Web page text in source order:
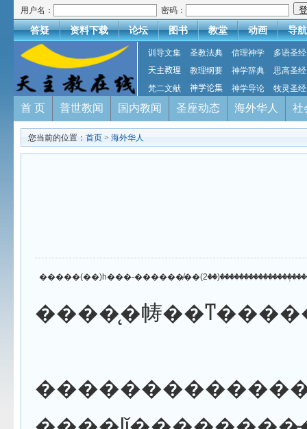
用户名： 密码：
答疑 资料下载 论坛 图书 教堂 动画 导航
训导文集 圣教法典 信理神学
多语圣经
天主教理
教理纲要 神学辞典
思高圣经
梵二文献
神学论集 神学导论 牧灵圣经
首 页 普世教闻 国内教闻 圣座动态 海外华人 社
您当前的位置： 首页 > 海外华人